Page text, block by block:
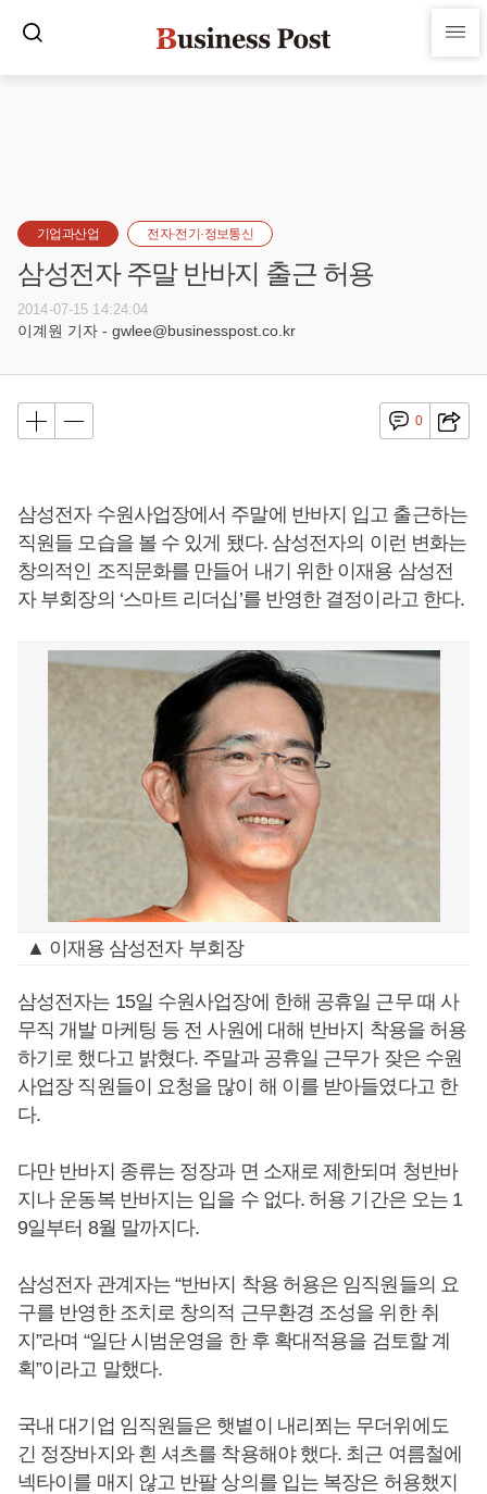
기업과산업 전자·전기·정보통신
삼성전자 주말 반바지 출근 허용
2014-07-15 14:24:04
이계원 기자 - gwlee@businesspost.co.kr
0
삼성전자 수원사업장에서 주말에 반바지 입고 출근하는
직원들 모습을 볼 수 있게 됐다. 삼성전자의 이런 변화는
창의적인 조직문화를 만들어 내기 위한 이재용 삼성전
자 부회장의 ‘스마트 리더십’를 반영한 결정이라고 한다.
▲ 이재용 삼성전자 부회장
삼성전자는 15일 수원사업장에 한해 공휴일 근무 때 사
무직 개발 마케팅 등 전 사원에 대해 반바지 착용을 허용
하기로 했다고 밝혔다. 주말과 공휴일 근무가 잦은 수원
사업장 직원들이 요청을 많이 해 이를 받아들였다고 한
다.
다만 반바지 종류는 정장과 면 소재로 제한되며 청반바
지나 운동복 반바지는 입을 수 없다. 허용 기간은 오는 1
9일부터 8월 말까지다.
삼성전자 관계자는 “반바지 착용 허용은 임직원들의 요
구를 반영한 조치로 창의적 근무환경 조성을 위한 취
지”라며 “일단 시범운영을 한 후 확대적용을 검토할 계
획”이라고 말했다.
국내 대기업 임직원들은 햇볕이 내리쬐는 무더위에도
긴 정장바지와 흰 셔츠를 착용해야 했다. 최근 여름철에
넥타이를 매지 않고 반팔 상의를 입는 복장은 허용했지